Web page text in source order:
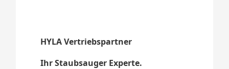
HYLA Vertriebspartner
Ihr Staubsauger Experte.